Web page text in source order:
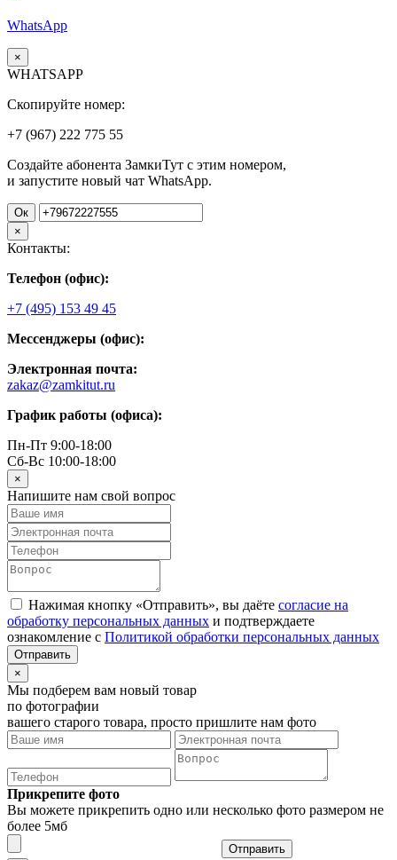
WhatsApp
×
WHATSAPP
Скопируйте номер:
+7 (967) 222 775 55
Создайте абонента ЗамкиТут с этим номером,
и запустите новый чат WhatsApp.
Ок
×
Контакты:
Телефон (офис):
+7 (495) 153 49 45
Мессенджеры (офис):
Электронная почта:
zakaz@zamkitut.ru
График работы (офиса):
Пн-Пт 9:00-18:00
Сб-Вс 10:00-18:00
×
Напишите нам свой вопрос
Нажимая кнопку «Отправить», вы даёте согласие на
обработку персональных данных и подтверждаете
ознакомление с Политикой обработки персональных данных
×
Мы подберем вам новый товар
по фотографии
вашего старого товара, просто пришлите нам фото
Прикрепите фото
Вы можете прикрепить одно или несколько фото размером не
более 5мб
Отправить